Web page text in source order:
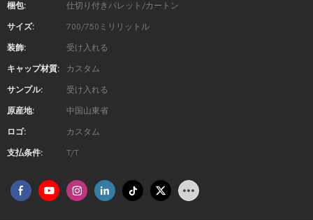
梱包: 仕切り付きパレット/カートン
サイズ: 700/750ミリリットル
装飾: 受け入れる
キャップ材質: カスタム
サンプル: 受け入れる
原産地: 中国山東省
ロゴ: カスタム
支払条件: T/T